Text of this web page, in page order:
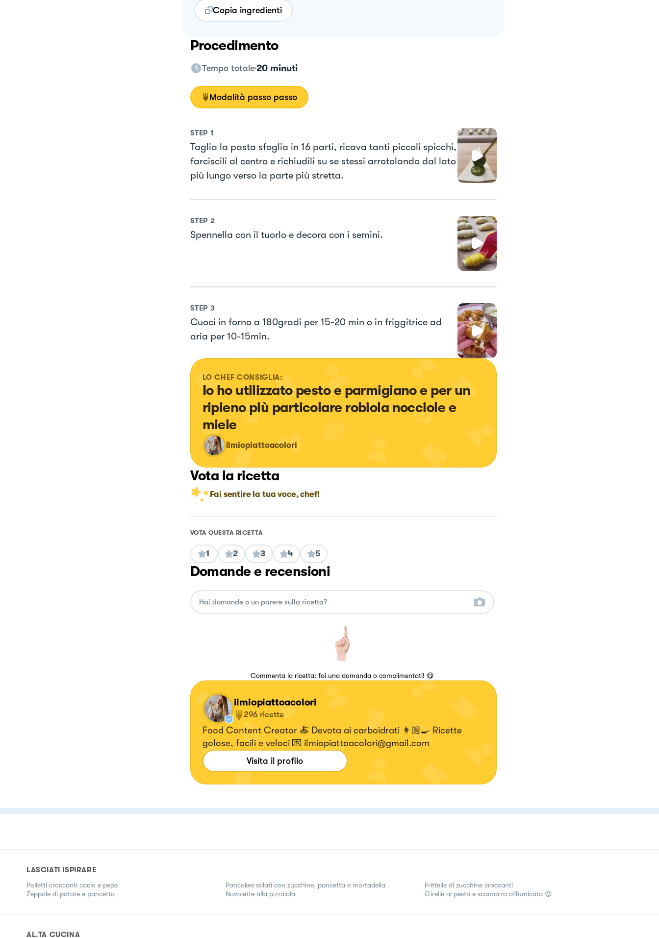
Copia ingredienti
Procedimento
Tempo totale 20 minuti
Modalità passo passo
STEP 1
Taglia la pasta sfoglia in 16 parti, ricava tanti piccoli spicchi,
farciscili al centro e richiudili su se stessi arrotolando dal lato
più lungo verso la parte più stretta.
STEP 2
Spennella con il tuorlo e decora con i semini.
STEP 3
Cuoci in forno a 180gradi per 15-20 min o in friggitrice ad
aria per 10-15min.
LO CHEF CONSIGLIA:
Io ho utilizzato pesto e parmigiano e per un
ripieno più particolare robiola nocciole e
miele
ilmiopiattoacolori
Vota la ricetta
Fai sentire la tua voce, chef!
VOTA QUESTA RICETTA
1 2 3 4 5
Domande e recensioni
Commenta la ricetta: fai una domanda o complimentati! 😋
ilmiopiattoacolori
296 ricette
Food Content Creator 🍝 Devota ai carboidrati 👩🏼‍🍳 Ricette
golose, facili e veloci 💌 ilmiopiattoacolori@gmail.com
Visita il profilo
LASCIATI ISPIRARE
Polletti croccanti cacio e pepe
Zeppole di patate e pancetta
Pancakes salati con zucchine, pancetta e mortadella
Nuvolette alla pizzaiola
Frittelle di zucchine croccanti
Girelle al pesto e scamorza affumicata 😍
AL.TA CUCINA